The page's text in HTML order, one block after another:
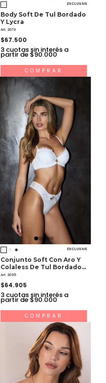
EXCLUSIVE
Body Soft De Tul Bordado
Y Lycra
Art. 2079
$67.500
3 cuotas sin interés a
partir de $90.000
COMPRAR
EXCLUSIVE
Conjunto Soft Con Aro Y
Colaless De Tul Bordado Y
Raso
Art. 2095
$64.905
3 cuotas sin interés a
partir de $90.000
COMPRAR